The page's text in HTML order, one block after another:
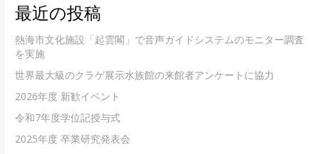
最近の投稿
熱海市文化施設「起雲閣」で音声ガイドシステムのモニター調査
を実施
世界最大級のクラゲ展示水族館の来館者アンケートに協力
2026年度 新歓イベント
令和7年度学位記授与式
2025年度 卒業研究発表会